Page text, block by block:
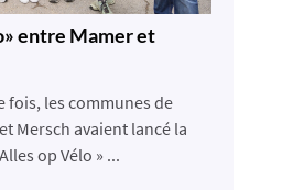
entre Mamer et
fois, les communes de
Mersch avaient lancé la
op Vélo » ...